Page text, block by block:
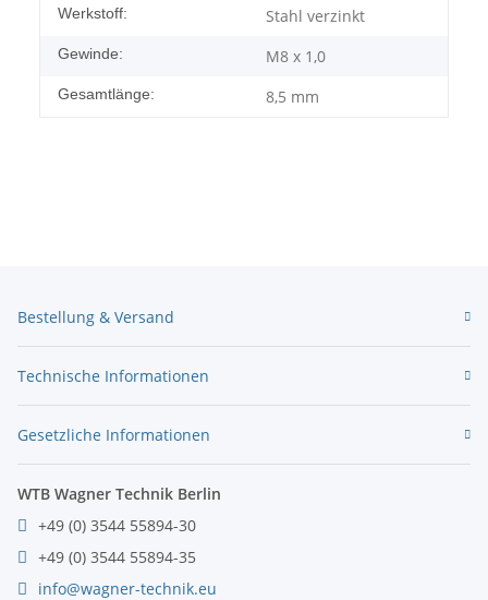
Werkstoff: Stahl verzinkt
Gewinde: M8 x 1,0
Gesamtlänge: 8,5 mm
Bestellung & Versand
Technische Informationen
Gesetzliche Informationen
WTB Wagner Technik Berlin
+49 (0) 3544 55894-30
+49 (0) 3544 55894-35
info@wagner-technik.eu